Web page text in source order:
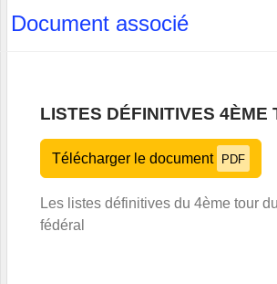
Document associé
LISTES DÉFINITIVES 4ÈME
Télécharger le document PDF
Les listes définitives du 4ème tour
fédéral